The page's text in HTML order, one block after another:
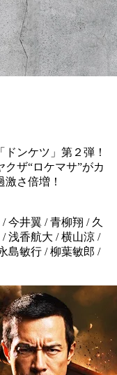
ンケツ」第２弾！
ザ“ロケマサ”がカ
さ倍増！
今井翼 / 青柳翔 / 久
浅香航大 / 横山涼 /
島敏行 / 柳葉敏郎 /